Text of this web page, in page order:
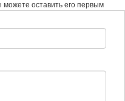
можете оставить его первым